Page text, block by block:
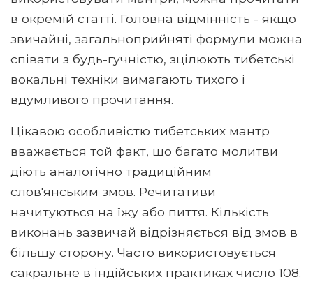
в окремій статті. Головна відмінність - якщо
звичайні, загальноприйняті формули можна
співати з будь-гучністю, зцілюють тибетські
вокальні техніки вимагають тихого і
вдумливого прочитання.
Цікавою особливістю тибетських мантр
вважається той факт, що багато молитви
діють аналогічно традиційним
слов'янським змов. Речитативи
начитуються на їжу або пиття. Кількість
виконань зазвичай відрізняється від змов в
більшу сторону. Часто використовується
сакральне в індійських практиках число 108.